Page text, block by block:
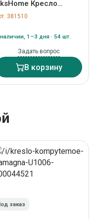
Кресло
King,
экокожа арт.
381510
1–3 дня · 54 шт.
Задать вопрос
В корзину
заказ